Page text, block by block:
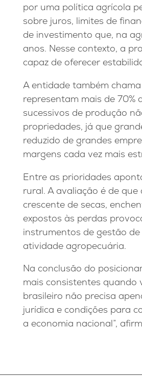
por uma política agrícola
sobre juros, limites de
de investimento que, na
anos. Nesse contexto, a
capaz de oferecer
A entidade também
representam mais de 70%
sucessivos de produção
propriedades, já que
reduzido de grandes
margens cada vez mais
Entre as prioridades
rural. A avaliação é de
crescente de secas,
expostos às perdas
instrumentos de gestão
atividade agropecuária.
Na conclusão do
mais consistentes quando
brasileiro não precisa
jurídica e condições para
a economia nacional”,